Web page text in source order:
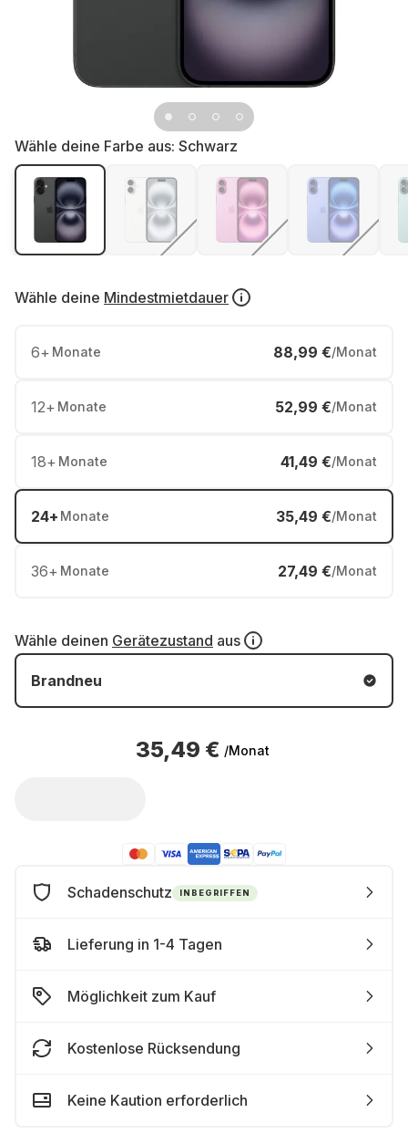
Wähle deine Farbe aus: Schwarz
Wähle deine Mindestmietdauer
6+ Monate 88,99 €/Monat
12+ Monate 52,99 €/Monat
18+ Monate 41,49 €/Monat
24+ Monate 35,49 €/Monat
36+ Monate 27,49 €/Monat
Wähle deinen Gerätezustand aus
Brandneu
35,49 € /Monat
Schadenschutz INBEGRIFFEN
Lieferung in 1-4 Tagen
Möglichkeit zum Kauf
Kostenlose Rücksendung
Keine Kaution erforderlich